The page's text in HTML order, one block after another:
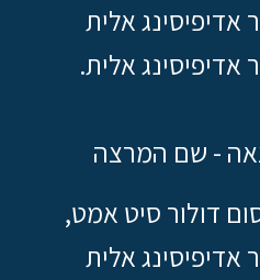
אדיפיסינג אלית
אדיפיסינג אלית.
- שם המרצה
דולור סיט אמט,
אדיפיסינג אלית